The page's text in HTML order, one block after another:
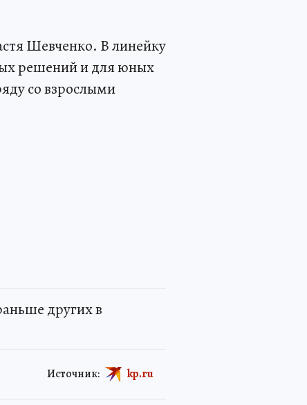
Шевченко. В линейку
решений и для юных
со взрослыми
других в
Источник: kp.ru